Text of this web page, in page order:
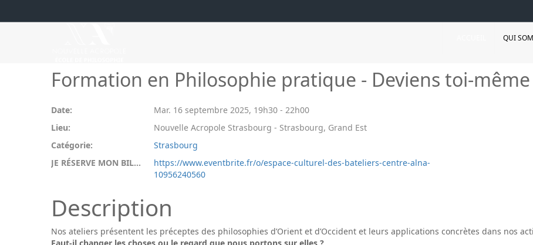
QUI
Formation en Philosophie pratique - Deviens toi-même
Date: Mar. 16 septembre 2025, 19h30 - 22h00
Lieu:
Nouvelle Acropole Strasbourg - Strasbourg, Grand Est
Catégorie:
Strasbourg
JE RÉSERVE MON BILLET:
https://www.eventbrite.fr/o/espace-culturel-des-bateliers-centre-alna-
10956240560
Description
Nos ateliers présentent les préceptes des philosophies d’Orient et d’Occident et leurs applications concrètes dans nos